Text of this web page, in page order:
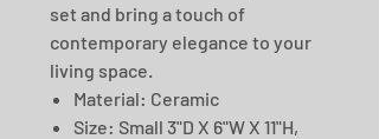
set and bring a touch of
contemporary elegance to your
living space.
Material: Ceramic
Size: Small 3"D X 6"W X 11"H,